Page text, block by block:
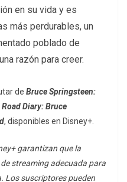
en su vida y es
más perdurables, un
poblado de
razón para creer.
de Bruce Springsteen:
Road Diary: Bruce
, disponibles en Disney+.
garantizan que la
streaming adecuada para
Los suscriptores pueden